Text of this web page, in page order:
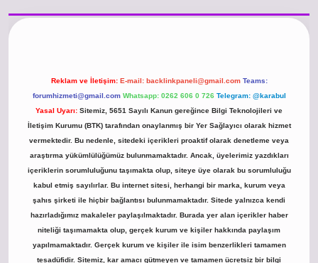
Reklam ve İletişim: E-mail: backlinkpaneli@gmail.com Teams:
forumhizmeti@gmail.com Whatsapp: 0262 606 0 726 Telegram: @karabul
Yasal Uyarı: Sitemiz, 5651 Sayılı Kanun gereğince Bilgi Teknolojileri ve
İletişim Kurumu (BTK) tarafından onaylanmış bir Yer Sağlayıcı olarak hizmet
vermektedir. Bu nedenle, sitedeki içerikleri proaktif olarak denetleme veya
araştırma yükümlülüğümüz bulunmamaktadır. Ancak, üyelerimiz yazdıkları
içeriklerin sorumluluğunu taşımakta olup, siteye üye olarak bu sorumluluğu
kabul etmiş sayılırlar. Bu internet sitesi, herhangi bir marka, kurum veya
şahıs şirketi ile hiçbir bağlantısı bulunmamaktadır. Sitede yalnızca kendi
hazırladığımız makaleler paylaşılmaktadır. Burada yer alan içerikler haber
niteliği taşımamakta olup, gerçek kurum ve kişiler hakkında paylaşım
yapılmamaktadır. Gerçek kurum ve kişiler ile isim benzerlikleri tamamen
tesadüfidir. Sitemiz, kar amacı gütmeyen ve tamamen ücretsiz bir bilgi